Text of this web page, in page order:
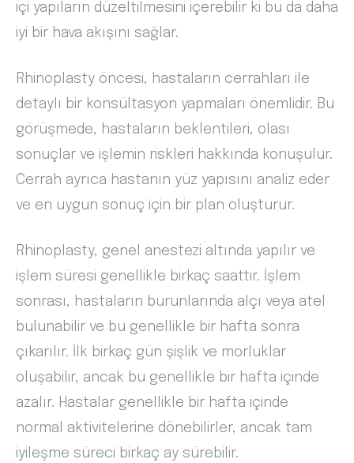
içi yapıların düzeltilmesini içerebilir ki bu da daha
iyi bir hava akışını sağlar.
Rhinoplasty öncesi, hastaların cerrahları ile
detaylı bir konsültasyon yapmaları önemlidir. Bu
görüşmede, hastaların beklentileri, olası
sonuçlar ve işlemin riskleri hakkında konuşulur.
Cerrah ayrıca hastanın yüz yapısını analiz eder
ve en uygun sonuç için bir plan oluşturur.
Rhinoplasty, genel anestezi altında yapılır ve
işlem süresi genellikle birkaç saattir. İşlem
sonrası, hastaların burunlarında alçı veya atel
bulunabilir ve bu genellikle bir hafta sonra
çıkarılır. İlk birkaç gün şişlik ve morluklar
oluşabilir, ancak bu genellikle bir hafta içinde
azalır. Hastalar genellikle bir hafta içinde
normal aktivitelerine dönebilirler, ancak tam
iyileşme süreci birkaç ay sürebilir.